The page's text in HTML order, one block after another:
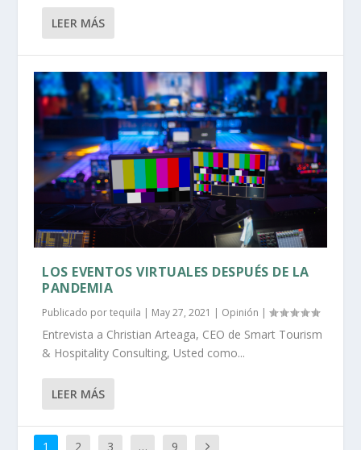
LEER MÁS
LOS EVENTOS VIRTUALES DESPUÉS DE LA
PANDEMIA
Publicado portequila | May 27, 2021 | Opinión |
Entrevista a Christian Arteaga, CEO de Smart Tourism
& Hospitality Consulting, Usted como...
LEER MÁS
1 2 3 … 9